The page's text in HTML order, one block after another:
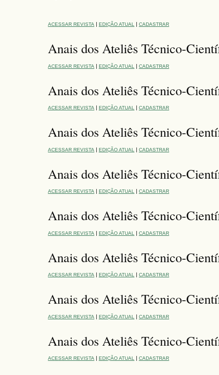
ACESSAR REVISTA | EDIÇÃO ATUAL | CADASTRAR
Anais dos Ateliês Técnico-
ACESSAR REVISTA | EDIÇÃO ATUAL | CADASTRAR
Anais dos Ateliês Técnico-
ACESSAR REVISTA | EDIÇÃO ATUAL | CADASTRAR
Anais dos Ateliês Técnico-
ACESSAR REVISTA | EDIÇÃO ATUAL | CADASTRAR
Anais dos Ateliês Técnico-
ACESSAR REVISTA | EDIÇÃO ATUAL | CADASTRAR
Anais dos Ateliês Técnico-
ACESSAR REVISTA | EDIÇÃO ATUAL | CADASTRAR
Anais dos Ateliês Técnico-
ACESSAR REVISTA | EDIÇÃO ATUAL | CADASTRAR
Anais dos Ateliês Técnico-
ACESSAR REVISTA | EDIÇÃO ATUAL | CADASTRAR
Anais dos Ateliês Técnico-
ACESSAR REVISTA | EDIÇÃO ATUAL | CADASTRAR